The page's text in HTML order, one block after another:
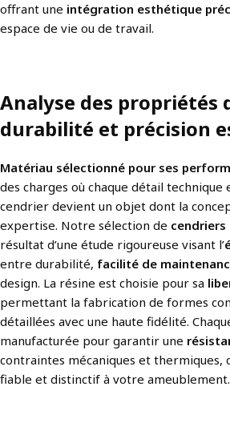
offrant une intégration esthétique
espace de vie ou de travail.
Analyse des propriétés
durabilité et précision
Matériau sélectionné pour ses
des charges où chaque détail
cendrier devient un objet dont la
expertise. Notre sélection de cendriers
résultat d’une étude rigoureuse visant l’
entre durabilité, facilité de
design. La résine est choisie pour sa
permettant la fabrication de formes
détaillées avec une haute fidélité.
manufacturée pour garantir une
contraintes mécaniques et thermiques,
fiable et distinctif à votre ameublement.